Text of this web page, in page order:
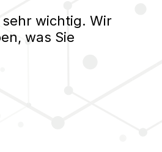
wichtig. Wir
was Sie